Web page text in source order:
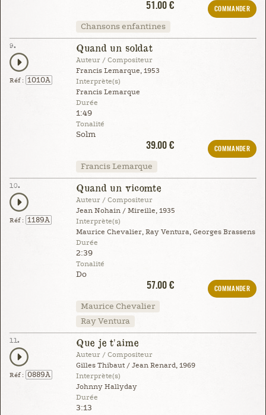
51.00 €
COMMANDER
Chansons enfantines
9.
Réf : 1010A
Quand un soldat
Auteur / Compositeur
Francis Lemarque, 1953
Interprète(s)
Francis Lemarque
Durée
1:49
Tonalité
Solm
39.00 €
COMMANDER
Francis Lemarque
10.
Réf : 1189A
Quand un vicomte
Auteur / Compositeur
Jean Nohain / Mireille, 1935
Interprète(s)
Maurice Chevalier, Ray Ventura, Georges Brassens
Durée
2:39
Tonalité
Do
57.00 €
COMMANDER
Maurice Chevalier
Ray Ventura
11.
Réf : 0889A
Que je t'aime
Auteur / Compositeur
Gilles Thibaut / Jean Renard, 1969
Interprète(s)
Johnny Hallyday
Durée
3:13